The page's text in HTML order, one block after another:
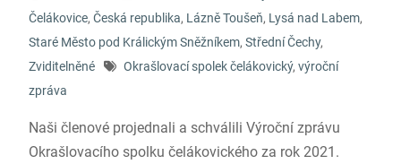
Čelákovice, Česká republika, Lázně Toušeň, Lysá nad Labem,
Staré Město pod Králickým Sněžníkem, Střední Čechy,
Zviditelněné
Okrašlovací spolek čelákovický, výroční
zpráva
Naši členové projednali a schválili Výroční zprávu
Okrašlovacího spolku čelákovického za rok 2021.